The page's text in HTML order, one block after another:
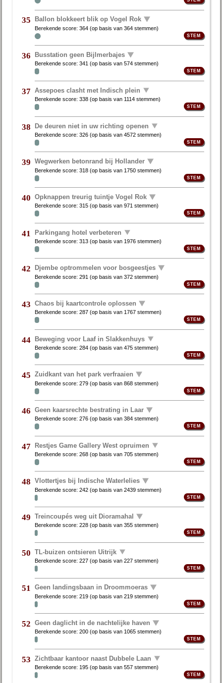
35 Ballon blokkeert blik op Vogel Rok
Berekende score:364 (op basis van364 stemmen)
36 Busstation geen Bijlmerbajes
Berekende score:341 (op basis van574 stemmen)
37 Assepoes clasht met Indisch plein
Berekende score:338 (op basis van 1114 stemmen)
38 De deuren niet in uw richting openen
Berekende score:326 (op basis van4572 stemmen)
39 Wegwerken betonrand bij Hollander
Berekende score:318 (op basis van 1750 stemmen)
40 Opknappen treurig tuintje Vogel Rok
Berekende score:315 (op basis van971 stemmen)
41 Parkingang hotel verbeteren
Berekende score:313 (op basis van 1976 stemmen)
42 Djembe optrommelen voor bosgeestjes
Berekende score:291 (op basis van372 stemmen)
43 Chaos bij kaartcontrole oplossen
Berekende score:287 (op basis van 1767 stemmen)
44 Beweging voor Laaf in Slakkenhuys
Berekende score:284 (op basis van475 stemmen)
45 Zuidkant van het park verfraaien
Berekende score:279 (op basis van868 stemmen)
46 Geen kaarsrechte bestrating in Laar
Berekende score:276 (op basis van384 stemmen)
47 Restjes Game Gallery West opruimen
Berekende score:268 (op basis van705 stemmen)
48 Vlottertjes bij Indische Waterlelies
Berekende score:242 (op basis van2439 stemmen)
49 Treincoupés weg uit Dioramahal
Berekende score:228 (op basis van355 stemmen)
50 TL-buizen ontsieren Uitrijk
Berekende score:227 (op basis van227 stemmen)
51 Geen landingsbaan in Droommoeras
Berekende score:219 (op basis van219 stemmen)
52 Geen daglicht in de nachtelijke haven
Berekende score:200 (op basis van1065 stemmen)
53 Zichtbaar kantoor naast Dubbele Laan
Berekende score: 195 (op basis van557 stemmen)